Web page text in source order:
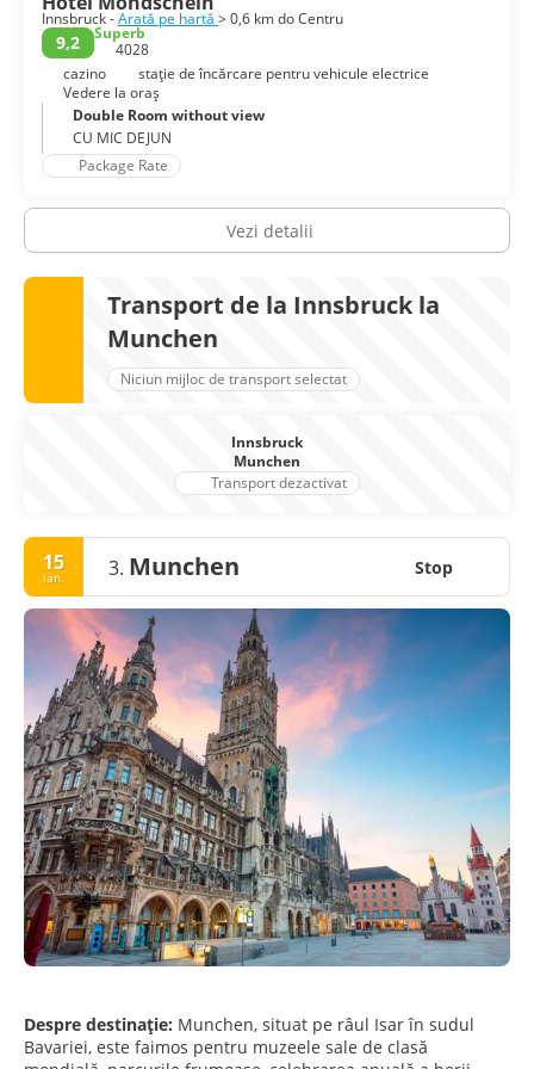
Innsbruck -Arată pe hartă > 0,6 km do Centru
9,2
Superb
4028
cazino
stație de încărcare pentru vehicule electrice
Vedere la oraș
Double Room without view
CU MIC DEJUN
Package Rate
Vezi detalii
Transport de la Innsbruck la
Munchen
Niciun mijloc de transport selectat
Innsbruck
Munchen
Transport dezactivat
15
ian. 3. Munchen Stop
Despre destinație: Munchen, situat pe râul Isar în sudul
Bavariei, este faimos pentru muzeele sale de clasă